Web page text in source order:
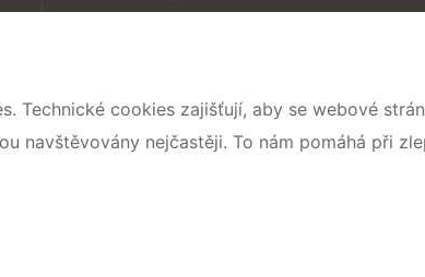
Dokumentujeme přírodu
O nás
cookies zajišťují, aby se webové
navštěvovány nejčastěji. To nám pomáhá při